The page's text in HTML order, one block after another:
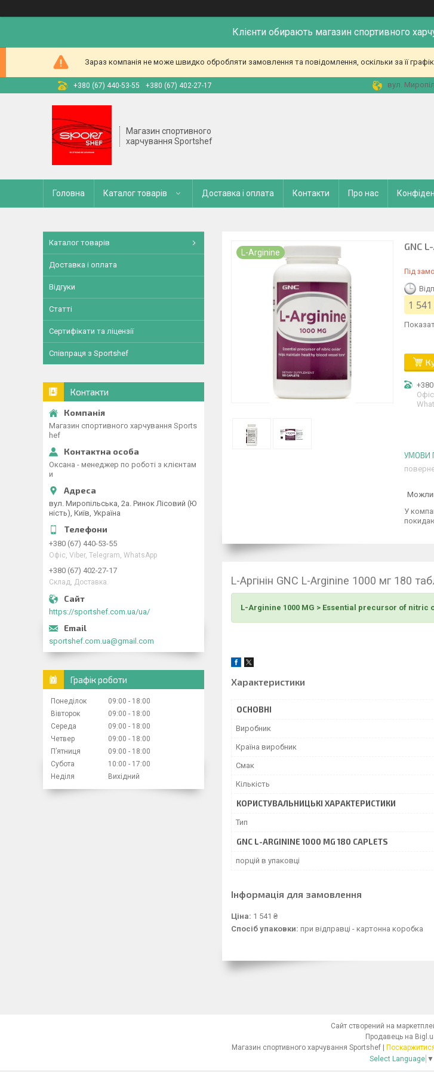
Клієнти обирають магазин спортивного
Зараз компанія не може швидко обробляти замовлення та повідомлення, оскільки за її
+380 (67) 440-53-55 +380 (67) 402-27-17 вул.
Магазин спортивного
харчування Sportshef
Головна Каталог товарів Доставка і оплата Контакти Про нас
L-Arginine
GNC
Під
1
У
L-Аргінін GNC L-Arginine 1000 мг 180
L-Arginine 1000 MG > Essential precursor of nitric
Характеристики
ОСНОВНІ
Виробник
Країна виробник
Смак
Кількість
КОРИСТУВАЛЬНИЦЬКІ ХАРАКТЕРИСТИКИ
Тип
GNC L-ARGININE 1000 MG 180 СAPLETS
порцій в упаковці
Інформація для замовлення
Ціна: 1 541 ₴
Спосіб упаковки: при відправці - картонна коробка
Каталог товарів
Доставка і оплата
Відгуки
Статті
Сертифікати та ліцензії
Співпраця з Sportshef
Контакти
Магазин спортивного харчування Sports
hef
Оксана - менеджер по роботі з клієнтам
и
вул. Миропільська, 2а. Ринок Лісовий (Ю
ність), Київ, Україна
+380 (67) 440-53-55
Офіс, Viber, Telegram, WhatsApp
+380 (67) 402-27-17
Склад, Доставка.
https://sportshef.com.ua/ua/
sportshef.com.ua@gmail.com
Графік роботи
Понеділок 09:00
18:00
Вівторок
09:00
18:00
Середа
09:00
18:00
Четвер
09:00
18:00
Пʼятниця
09:00
18:00
Субота
10:00
17:00
Неділя
Вихідний
Сайт створений на
Продавець на
Магазин спортивного харчування Sportshef |
Select Language ▼